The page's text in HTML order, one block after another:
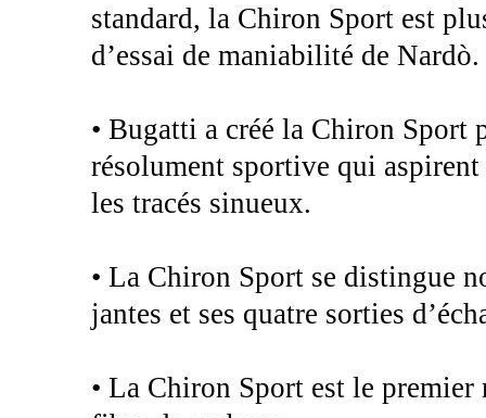
standard, la Chiron Sport est
d’essai de maniabilité de Nardò.
• Bugatti a créé la Chiron Sport
résolument sportive qui
les tracés sinueux.
• La Chiron Sport se distingue
jantes et ses quatre sorties
• La Chiron Sport est le premier